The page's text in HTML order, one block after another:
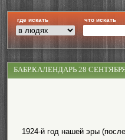
где искать что искать
БАБР.КАЛЕНДАРЬ 28
1924-й год нашей эры